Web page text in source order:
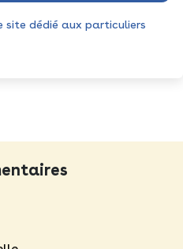
site dédié aux particuliers